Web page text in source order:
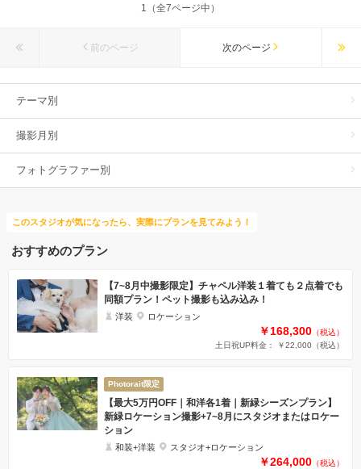
1（全7ページ中）
前のページ 次のページ
テーマ別
撮影月別
フォトグラファー別
このスタジオが気になったら、実際にプランを見てみよう！
おすすめのプラン
【7~8月中撮影限定】チャペル洋装１着ても２点着でも
同額プラン！ペット撮影も込み込み！
洋装 ロケーション
￥168,300 （税込）
土日祝UP料金： ￥22,000 （税込）
Photorait限定
【最大5万円OFF｜和洋各1着｜新緑シーズンプラン】
新緑ロケーション撮影+7~8月にスタジオまたはロケー
ション
和装+洋装 スタジオ+ロケーション
￥264,000 （税込）